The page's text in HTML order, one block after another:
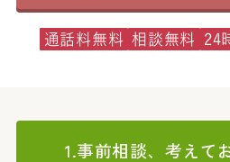
通話料無料 相談無料 24
1.事前相談、考えて